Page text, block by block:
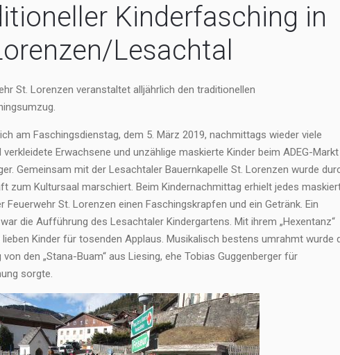
Kinderfasching in
Lesachtal
St. Lorenzen veranstaltet alljährlich den traditionellen
am Faschingsdienstag, dem 5. März 2019, nachmittags wieder viele
Erwachsene und unzählige maskierte Kinder beim ADEG-Markt
Gemeinsam mit der Lesachtaler Bauernkapelle St. Lorenzen wurde
zum Kultursaal marschiert. Beim Kindernachmittag erhielt jedes
Feuerwehr St. Lorenzen einen Faschingskrapfen und ein Getränk. Ein
die Aufführung des Lesachtaler Kindergartens. Mit ihrem „Hexentanz“
Kinder für tosenden Applaus. Musikalisch bestens umrahmt wurde
den „Stana-Buam“ aus Liesing, ehe Tobias Guggenberger für
sorgte.